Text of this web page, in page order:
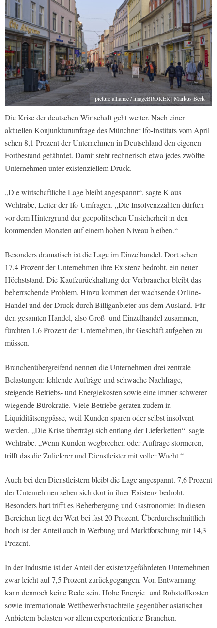
picture alliance / imageBROKER | Markus Beck
Die Krise der deutschen Wirtschaft geht weiter. Nach einer
aktuellen Konjunkturumfrage des Münchner Ifo-Instituts vom April
sehen 8,1 Prozent der Unternehmen in Deutschland den eigenen
Fortbestand gefährdet. Damit steht rechnerisch etwa jedes zwölfte
Unternehmen unter existenziellem Druck.
„Die wirtschaftliche Lage bleibt angespannt“, sagte Klaus
Wohlrabe, Leiter der Ifo-Umfragen. „Die Insolvenzzahlen dürften
vor dem Hintergrund der geopolitischen Unsicherheit in den
kommenden Monaten auf einem hohen Niveau bleiben.“
Besonders dramatisch ist die Lage im Einzelhandel. Dort sehen
17,4 Prozent der Unternehmen ihre Existenz bedroht, ein neuer
Höchststand. Die Kaufzurückhaltung der Verbraucher bleibt das
beherrschende Problem. Hinzu kommen der wachsende Online-
Handel und der Druck durch Billiganbieter aus dem Ausland. Für
den gesamten Handel, also Groß- und Einzelhandel zusammen,
fürchten 1,6 Prozent der Unternehmen, ihr Geschäft aufgeben zu
müssen.
Branchenübergreifend nennen die Unternehmen drei zentrale
Belastungen: fehlende Aufträge und schwache Nachfrage,
steigende Betriebs- und Energiekosten sowie eine immer schwerer
wiegende Bürokratie. Viele Betriebe geraten zudem in
Liquiditätsengpässe, weil Kunden sparen oder selbst insolvent
werden. „Die Krise überträgt sich entlang der Lieferketten“, sagte
Wohlrabe. „Wenn Kunden wegbrechen oder Aufträge stornieren,
trifft das die Zulieferer und Dienstleister mit voller Wucht.“
Auch bei den Dienstleistern bleibt die Lage angespannt. 7,6 Prozent
der Unternehmen sehen sich dort in ihrer Existenz bedroht.
Besonders hart trifft es Beherbergung und Gastronomie: In diesen
Bereichen liegt der Wert bei fast 20 Prozent. Überdurchschnittlich
hoch ist der Anteil auch in Werbung und Marktforschung mit 14,3
Prozent.
In der Industrie ist der Anteil der existenzgefährdeten Unternehmen
zwar leicht auf 7,5 Prozent zurückgegangen. Von Entwarnung
kann dennoch keine Rede sein. Hohe Energie- und Rohstoffkosten
sowie internationale Wettbewerbsnachteile gegenüber asiatischen
Anbietern belasten vor allem exportorientierte Branchen.